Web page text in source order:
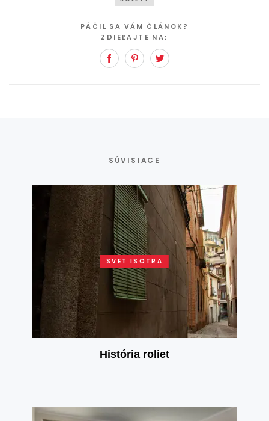
PÁČIL SA VÁM ČLÁNOK?
ZDIEĽAJTE NA:
FacebookPinterest
SÚVISIACE
SVET ISOTRA
História roliet